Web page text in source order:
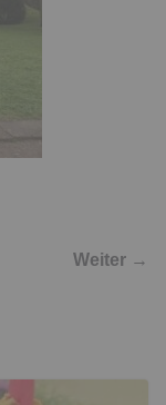
Weiter →